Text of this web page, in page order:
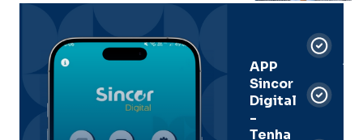
APP
Sincor
Digital
-
Tenha